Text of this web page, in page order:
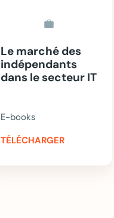
work
Le marché des
indépendants
dans le secteur IT
E-books
TÉLÉCHARGER